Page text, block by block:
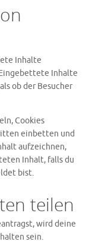
Inhalte
Inhalte
ob der Besucher
Cookies
einbetten und
aufzeichnen,
Inhalt, falls du
bist.
teilen
wird deine
sein.